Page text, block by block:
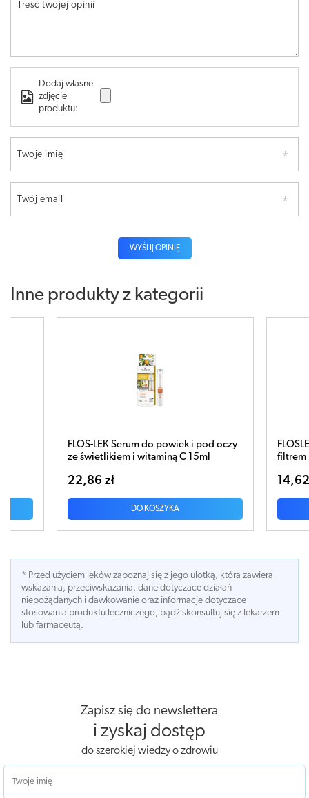
Treść twojej opinii
Dodaj własne
zdjęcie
produktu:
Twoje imię
Twój email
WYŚLIJ OPINIĘ
Inne produkty z kategorii
LEK Serum do powiek i pod oczy
i witaminą C 15ml
FLOSLEK WINTER CARE
filtrem UV SPF30 4g
* Przed użyciem leków zapoznaj się z jego ulotką, która zawiera
wskazania, przeciwskazania, dane dotyczace działań
niepożądanych i dawkowanie oraz informacje dotyczace
stosowania produktu leczniczego, bądź skonsultuj się z lekarzem
lub farmaceutą.
Zapisz się do newslettera
i zyskaj dostęp
do szerokiej wiedzy o zdrowiu